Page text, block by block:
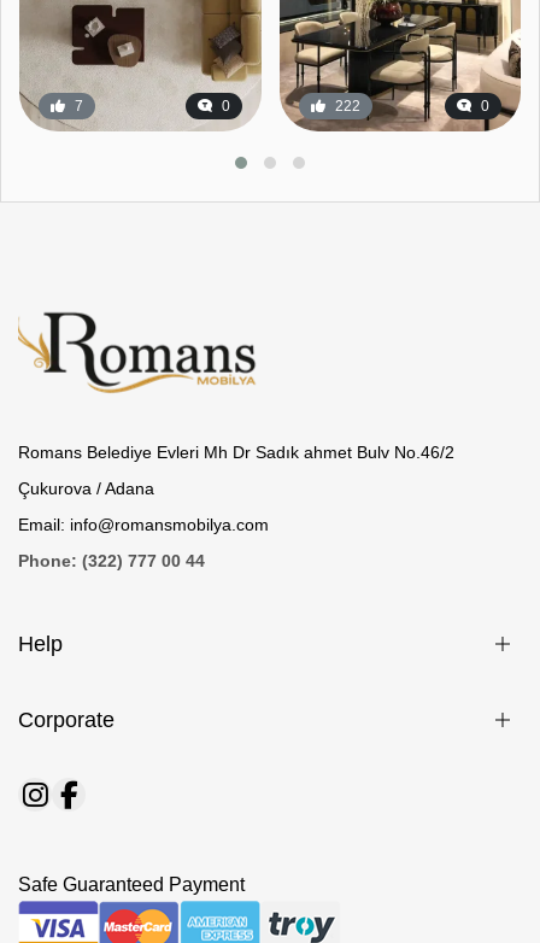
7 0 222 0
Romans Belediye Evleri Mh Dr Sadık ahmet Bulv No.46/2
Çukurova / Adana
Email: info@romansmobilya.com
Phone: (322) 777 00 44
Help
Corporate
Safe Guaranteed Payment